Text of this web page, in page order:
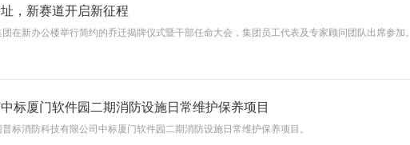
，新赛道开启新征程
在新办公楼举行简约的乔迁揭牌仪式暨干部任命大会，集团员工代表及专家顾问团队出席参加。
标厦门软件园二期消防设施日常维护保养项目
普标消防科技有限公司中标厦门软件园二期消防设施日常维护保养项目。